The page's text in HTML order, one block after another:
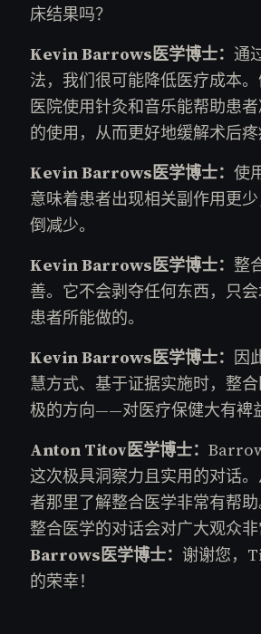
床结果吗？
Kevin Barrows医学博士： 通
法，我们很可能降低医疗成本
医院使用针灸和音乐能帮助患
的使用，从而更好地缓解术后疼
Kevin Barrows医学博士： 使
意味着患者出现相关副作用更
倒减少。
Kevin Barrows医学博士： 整
善。它不会剥夺任何东西，只
患者所能做的。
Kevin Barrows医学博士： 因
慧方式、基于证据实施时，整
极的方向——对医疗保健大有裨
Anton Titov医学博士：
这次极具洞察力且实用的对话
者那里了解整合医学非常有帮
整合医学的对话会对广大观众非
Barrows医学博士： 谢谢您，
的荣幸！